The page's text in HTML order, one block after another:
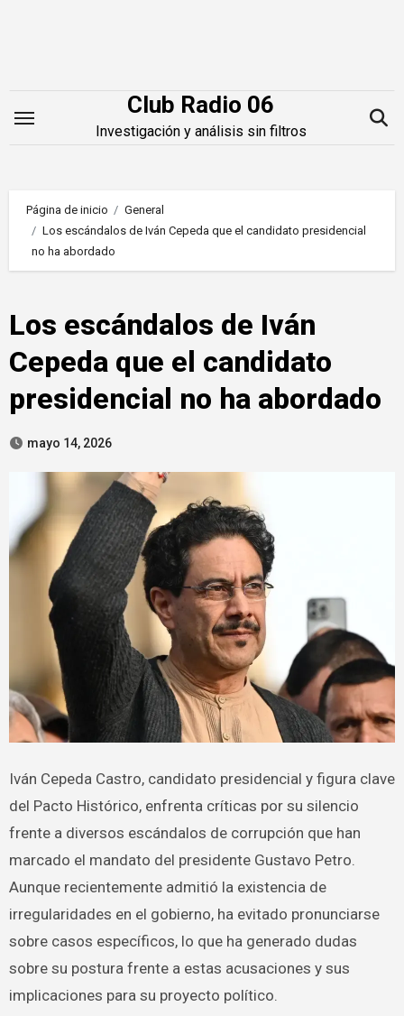
Club Radio 06
Investigación y análisis sin filtros
Página de inicio
General
Los escándalos de Iván Cepeda que el candidato presidencial
no ha abordado
Los escándalos de Iván
Cepeda que el candidato
presidencial no ha abordado
mayo 14, 2026
Iván Cepeda Castro, candidato presidencial y figura clave
del Pacto Histórico, enfrenta críticas por su silencio
frente a diversos escándalos de corrupción que han
marcado el mandato del presidente Gustavo Petro.
Aunque recientemente admitió la existencia de
irregularidades en el gobierno, ha evitado pronunciarse
sobre casos específicos, lo que ha generado dudas
sobre su postura frente a estas acusaciones y sus
implicaciones para su proyecto político.